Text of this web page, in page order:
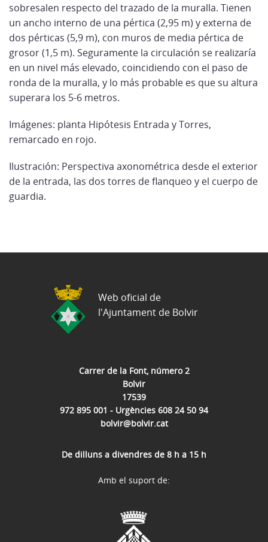
sobresalen respecto del trazado de la muralla. Tienen
un ancho interno de una pértica (2,95 m) y externa de
dos pérticas (5,9 m), con muros de media pértica de
grosor (1,5 m). Seguramente la circulación se realizaría
en un nivel más elevado, coincidiendo con el paso de
ronda de la muralla, y lo más probable es que su altura
superara los 5-6 metros.
Imágenes: planta Hipótesis Entrada y Torres,
remarcado en rojo.
Ilustración: Perspectiva axonométrica desde el exterior
de la entrada, las dos torres de flanqueo y el cuerpo de
guardia.
Carrer de la Font, número 2
Bolvir
17539
972 895 001 - Urgències 608 24 50 94
bolvir@bolvir.cat
De dilluns a divendres de 8 h a 15 h
Web oficial de
l'Ajuntament de Bolvir
Amb el suport de: